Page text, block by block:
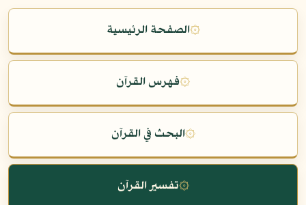
۞الصفحة الرئيسية
۞فهرس القرآن
۞البحث في القرآن
۞تفسير القرآن